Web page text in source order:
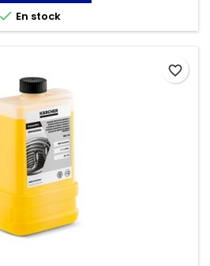
 En stock
favorite_border